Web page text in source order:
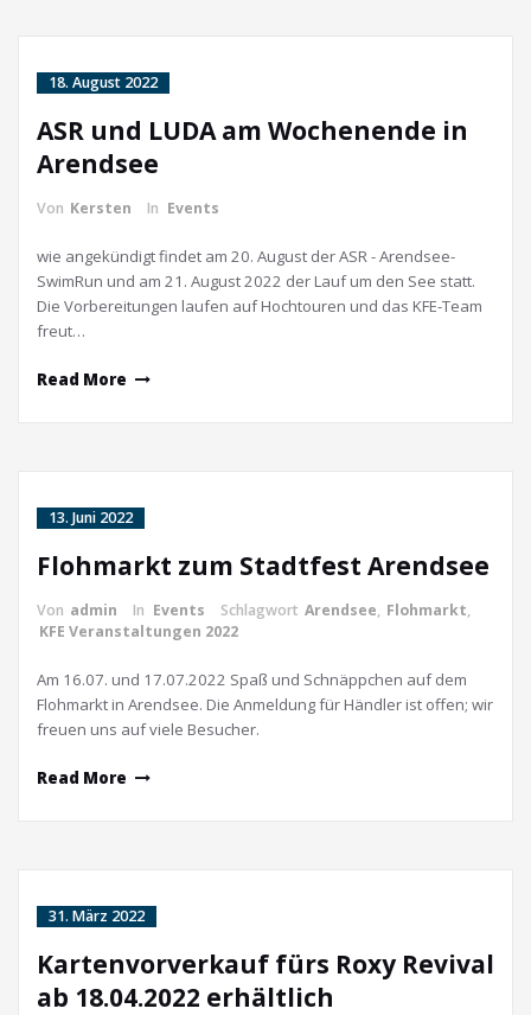
18. August 2022
ASR und LUDA am Wochenende in
Arendsee
Von Kersten In Events
wie angekündigt findet am 20. August der ASR - Arendsee-
SwimRun und am 21. August 2022 der Lauf um den See statt.
Die Vorbereitungen laufen auf Hochtouren und das KFE-Team
freut…
Read More
13. Juni 2022
Flohmarkt zum Stadtfest Arendsee
Von admin In Events Schlagwort Arendsee, Flohmarkt,
KFE Veranstaltungen 2022
Am 16.07. und 17.07.2022 Spaß und Schnäppchen auf dem
Flohmarkt in Arendsee. Die Anmeldung für Händler ist offen; wir
freuen uns auf viele Besucher.
Read More
31. März 2022
Kartenvorverkauf fürs Roxy Revival
ab 18.04.2022 erhältlich